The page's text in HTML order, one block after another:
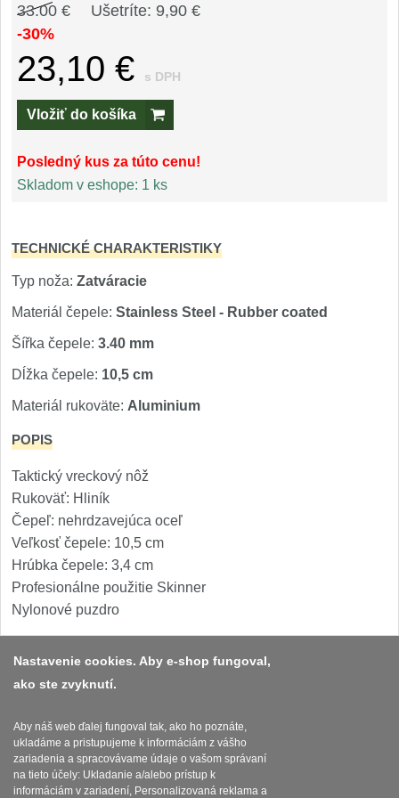
2
Taktické
Turistické 7
Nože s pevnou čepeľou
Taktické 8
Outdoorové
Špeciálne nože
Vrhacie
Záchranárske
Ostrenie nožov
Ostřiče nožů
Brusné kameny
Doplňky a díly 4
Nože Seburo SARADA 93
33.00 € Ušetríte: 9,90 €
-30%
23,10 € s DPH
Vložiť do košíka
Posledný kus za túto cenu!
Skladom v eshope: 1 ks
TECHNICKÉ CHARAKTERISTIKY
Typ noža: Zatváracie
Materiál čepele: Stainless Steel - Rubber coated
Šířka čepele: 3.40 mm
Dĺžka čepele: 10,5 cm
Materiál rukoväte: Aluminium
POPIS
Taktický vreckový nôž
Rukoväť: Hliník
Čepeľ: nehrdzavejúca oceľ
Veľkosť čepele: 10,5 cm
Hrúbka čepele: 3,4 cm
Profesionálne použitie Skinner
Nylonové puzdro
Platba a dodávka
Obchodní podmínky
Zasady zpracovani osobnich udaju
Reklamační řád
Nastavenie cookies. Aby e-shop fungoval,
ako ste zvyknutí.
Aby náš web ďalej fungoval tak, ako ho poznáte,
ukladáme a pristupujeme k informáciám z vášho
zariadenia a spracovávame údaje o vašom správaní
na tieto účely: Ukladanie a/alebo prístup k
informáciám v zariadení, Personalizovaná reklama a